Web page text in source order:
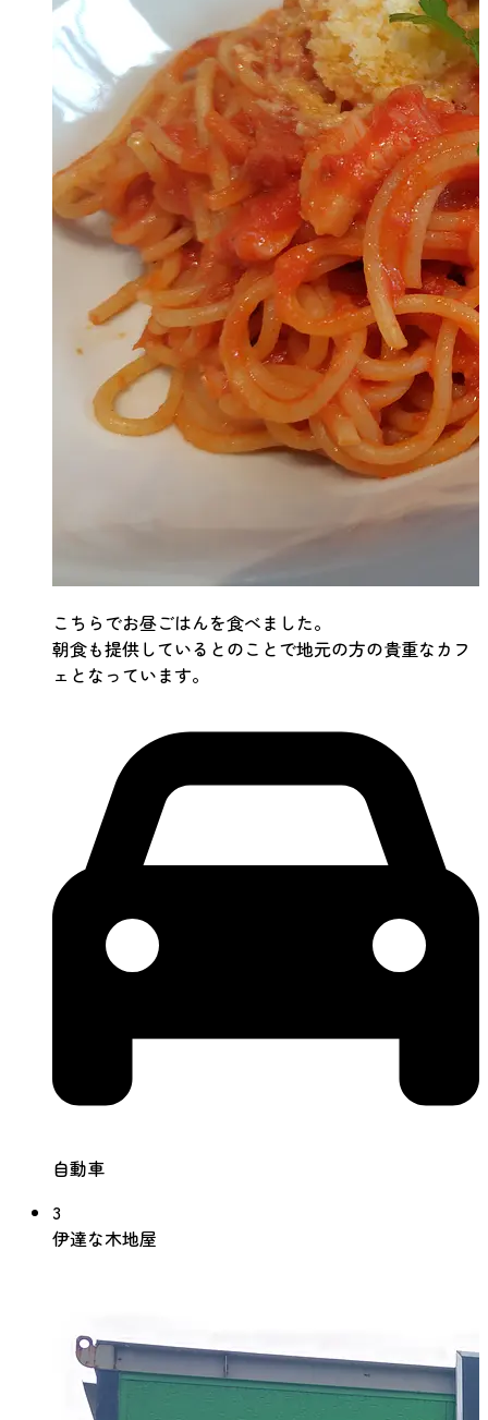
こちらでお昼ごはんを食べました。
朝食も提供しているとのことで地元の方の貴重なカフ
ェとなっています。
自動車
3
伊達な木地屋